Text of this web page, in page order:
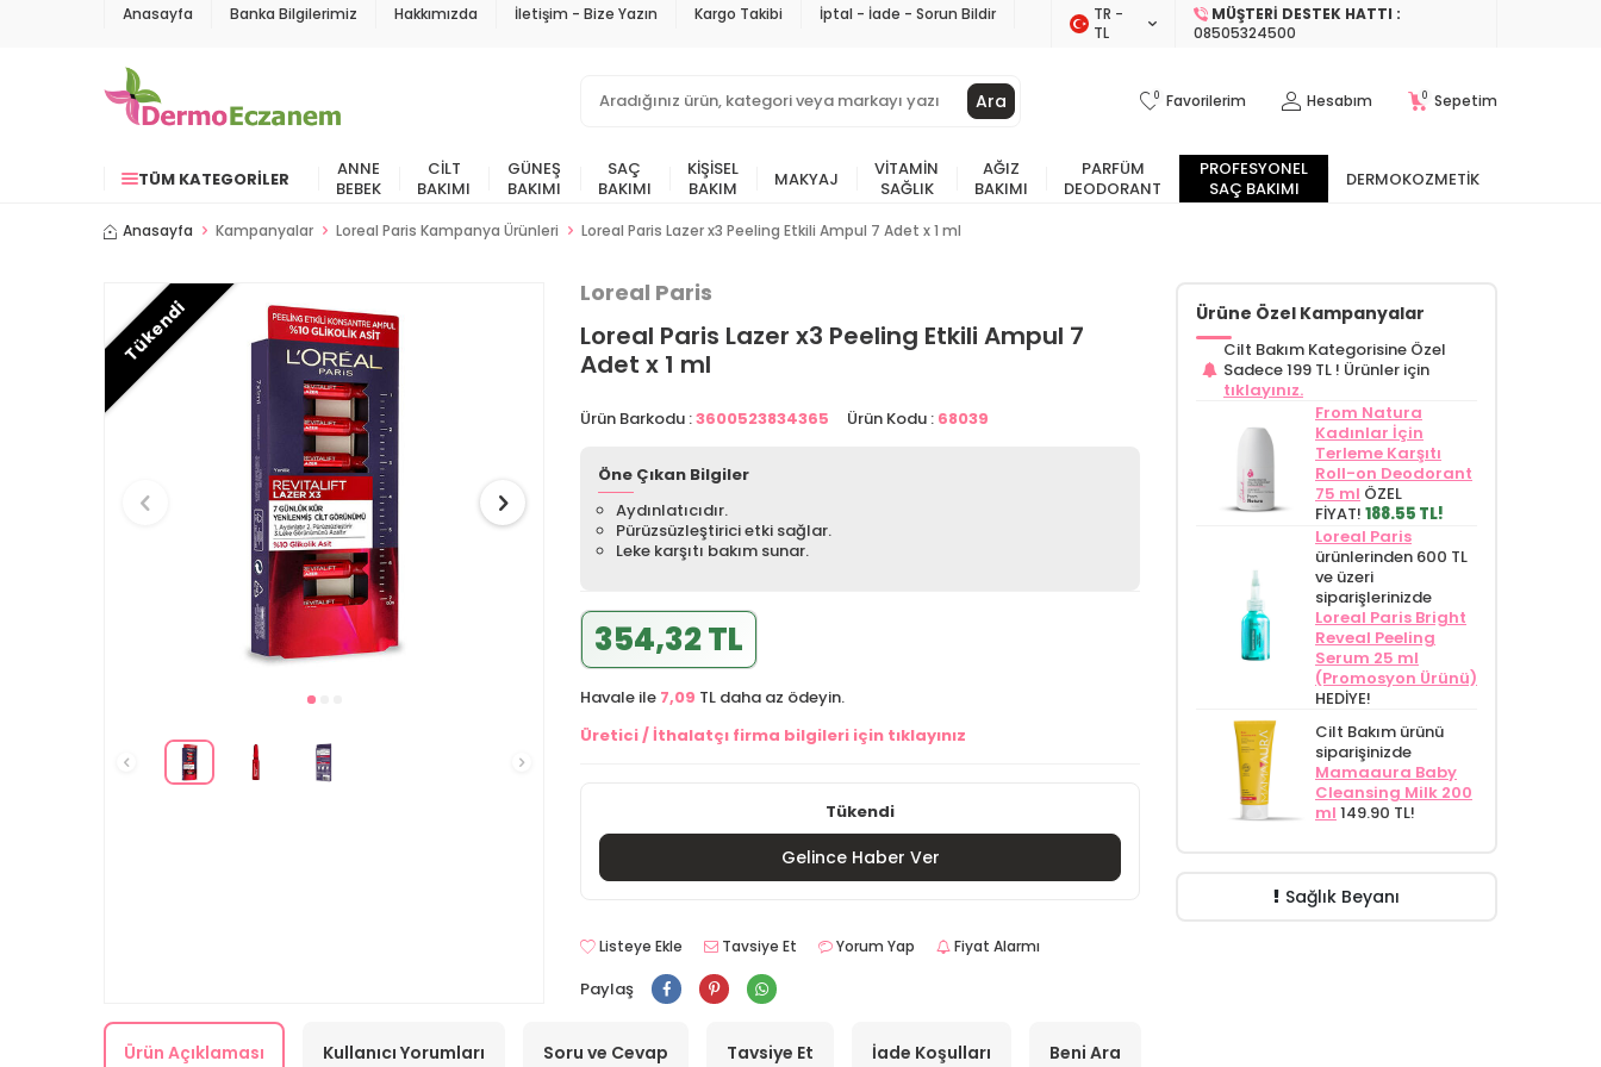
Anasayfa Banka Bilgilerimiz Hakkımızda İletişim - Bize Yazın Kargo Takibi İptal - İade - Sorun Bildir
TR −
TL
MÜŞTERI DESTEK HATTI :
08505324500
Ara 0 Favorilerim Hesabım 0 Sepetim
TÜM KATEGORILER
ANNE
BEBEK
CILT
BAKIMI
GÜNEŞ
BAKIMI
SAÇ
BAKIMI
KIŞISEL
BAKIM
MAKYAJ
VITAMIN
SAĞLIK
AĞIZ
BAKIMI
PARFÜM
DEODORANT
PROFESYONEL
SAÇ BAKIMI
DERMOKOZMETIK
Anasayfa Kampanyalar Loreal Paris Kampanya Ürünleri Loreal Paris Lazer x3 Peeling Etkili Ampul 7 Adet x 1 ml
Tükendi
Loreal Paris
Loreal Paris Lazer x3 Peeling Etkili Ampul 7
Adet x 1 ml
Ürün Barkodu :3600523834365 Ürün Kodu : 68039
Öne Çıkan Bilgiler
Aydınlatıcıdır.
Pürüzsüzleştirici etki sağlar.
Leke karşıtı bakım sunar.
354,32 TL
Havale ile 7,09 TL daha az ödeyin.
Üretici / İthalatçı firma bilgileri için tıklayınız
Tükendi
Gelince Haber Ver
Listeye Ekle Tavsiye Et Yorum Yap Fiyat Alarmı
Paylaş
Ürüne Özel Kampanyalar
Cilt Bakım Kategorisine Özel
Sadece 199 TL ! Ürünler için
tıklayınız.
From Natura
Kadınlar İçin
Terleme Karşıtı
Roll-on Deodorant
75 ml ÖZEL
FİYAT! 188.55 TL!
Loreal Paris
ürünlerinden 600 TL
ve üzeri
siparişlerinizde
Loreal Paris Bright
Reveal Peeling
Serum 25 ml
(Promosyon Ürünü)
HEDİYE!
Cilt Bakım ürünü
siparişinizde
Mamaaura Baby
Cleansing Milk 200
ml 149.90 TL!
Sağlık Beyanı
Ürün Açıklaması Kullanıcı Yorumları Soru ve Cevap Tavsiye Et İade Koşulları Beni Ara